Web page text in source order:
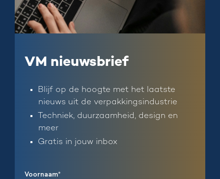
VM nieuwsbrief
Blijf op de hoogte met het laatste
nieuws uit de verpakkingsindustrie
Techniek, duurzaamheid, design en
meer
Gratis in jouw inbox
Voornaam*